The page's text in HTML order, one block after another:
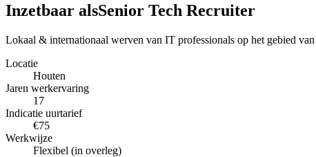
Inzetbaar alsSenior Tech Recruiter
Lokaal & internationaal werven van IT professionals op het gebied
Locatie
Houten
Jaren werkervaring
17
Indicatie uurtarief
€75
Werkwijze
Flexibel (in overleg)